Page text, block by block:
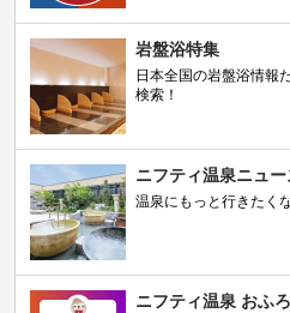
岩盤浴特集
日本全国の岩盤浴情報
検索！
ニフティ温泉ニュー
温泉にもっと行きたく
ニフティ温泉 おふ